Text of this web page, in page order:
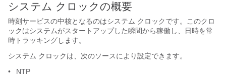
システム クロックの概要
時刻サービスの中核となるのはシステム クロックです。このクロ
ックはシステムがスタートアップした瞬間から稼働し、日時を常
時トラッキングします。
システム クロックは、次のソースにより設定できます。
•
NTP